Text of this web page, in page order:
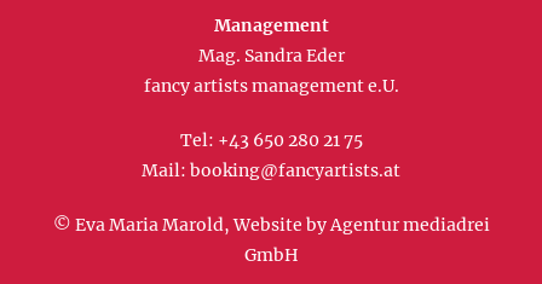
Management
Mag. Sandra Eder
fancy artists management e.U.
Tel: +43 650 280 21 75
Mail: booking@fancyartists.at
© Eva Maria Marold, Website byAgentur mediadrei
GmbH